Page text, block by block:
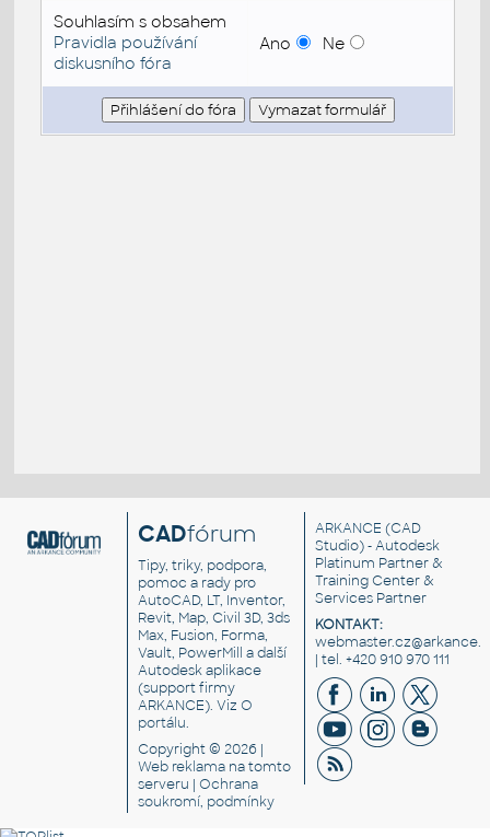
Souhlasím s obsahem
Pravidla používání
diskusního fóra
Ano Ne
CADfórum
Tipy, triky, podpora,
pomoc a rady pro
AutoCAD, LT, Inventor,
Revit, Map, Civil 3D, 3ds
Max, Fusion, Forma,
Vault, PowerMill a další
Autodesk aplikace
(support firmy
ARKANCE). VizO
portálu.
Copyright © 2026 |
Web reklama na tomto
serveru |Ochrana
soukromí, podmínky
ARKANCE (CAD
Studio) - Autodesk
Platinum Partner &
Training Center &
Services Partner
KONTAKT:
| tel. +420 910 970 111